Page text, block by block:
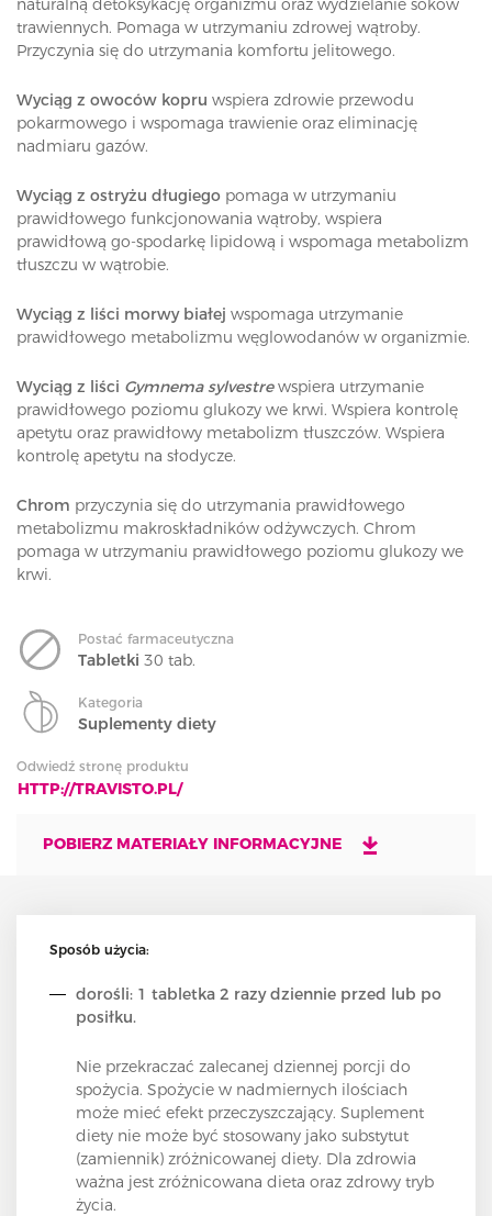
naturalną detoksykację organizmu oraz wydzielanie soków
trawiennych. Pomaga w utrzymaniu zdrowej wątroby.
Przyczynia się do utrzymania komfortu jelitowego.
Wyciąg z owoców kopru wspiera zdrowie przewodu
pokarmowego i wspomaga trawienie oraz eliminację
nadmiaru gazów.
Wyciąg z ostryżu długiego pomaga w utrzymaniu
prawidłowego funkcjonowania wątroby, wspiera
prawidłową go-spodarkę lipidową i wspomaga metabolizm
tłuszczu w wątrobie.
Wyciąg z liści morwy białej wspomaga utrzymanie
prawidłowego metabolizmu węglowodanów w organizmie.
Wyciąg z liści Gymnema sylvestrewspiera utrzymanie
prawidłowego poziomu glukozy we krwi. Wspiera kontrolę
apetytu oraz prawidłowy metabolizm tłuszczów. Wspiera
kontrolę apetytu na słodycze.
Chrom przyczynia się do utrzymania prawidłowego
metabolizmu makroskładników odżywczych. Chrom
pomaga w utrzymaniu prawidłowego poziomu glukozy we
krwi.
Postać farmaceutyczna
Tabletki 30 tab.
Kategoria
Suplementy diety
Odwiedź stronę produktu
HTTP://TRAVISTO.PL/
POBIERZ MATERIAŁY INFORMACYJNE
Sposób użycia:
dorośli: 1 tabletka 2 razy dziennie przed lub po
posiłku.
Nie przekraczać zalecanej dziennej porcji do
spożycia. Spożycie w nadmiernych ilościach
może mieć efekt przeczyszczający. Suplement
diety nie może być stosowany jako substytut
(zamiennik) zróżnicowanej diety. Dla zdrowia
ważna jest zróżnicowana dieta oraz zdrowy tryb
życia.